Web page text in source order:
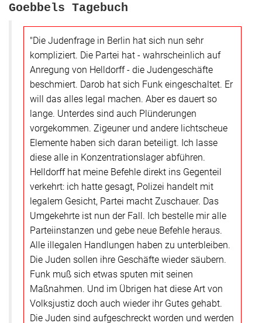
Goebbels Tagebuch
"Die Judenfrage in Berlin hat sich nun sehr
kompliziert. Die Partei hat - wahrscheinlich auf
Anregung von Helldorff - die Judengeschäfte
beschmiert. Darob hat sich Funk eingeschaltet. Er
will das alles legal machen. Aber es dauert so
lange. Unterdes sind auch Plünderungen
vorgekommen. Zigeuner und andere lichtscheue
Elemente haben sich daran beteiligt. Ich lasse
diese alle in Konzentrationslager abführen.
Helldorff hat meine Befehle direkt ins Gegenteil
verkehrt: ich hatte gesagt, Polizei handelt mit
legalem Gesicht, Partei macht Zuschauer. Das
Umgekehrte ist nun der Fall. Ich bestelle mir alle
Parteiinstanzen und gebe neue Befehle heraus.
Alle illegalen Handlungen haben zu unterbleiben.
Die Juden sollen ihre Geschäfte wieder säubern.
Funk muß sich etwas sputen mit seinen
Maßnahmen. Und im Übrigen hat diese Art von
Volksjustiz doch auch wieder ihr Gutes gehabt.
Die Juden sind aufgeschreckt worden und werden